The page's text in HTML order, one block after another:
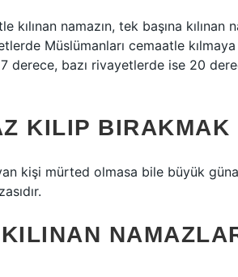
kılınan namazın, tek başına
Müslümanları cemaatle
derece, bazı rivayetlerde ise 20
KILIP BIRAKMAK
kişi mürted olmasa bile büyük